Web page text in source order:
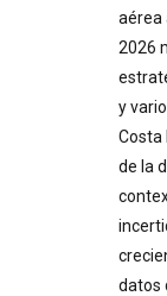
aérea
2026
y
Costa
de la
datos